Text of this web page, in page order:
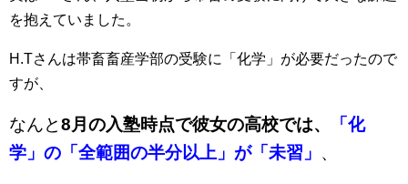
を抱えていました。
H.Tさんは帯畜畜産学部の受験に「化学」が必要だったので
すが、
なんと8月の入塾時点で彼女の高校では、
「化
学」の「全範囲の半分以上」が「未習」 、